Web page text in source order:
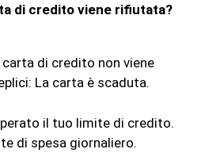
di credito viene rifiutata?
carta di credito non viene
La carta è scaduta.
il tuo limite di credito.
di spesa giornaliero.